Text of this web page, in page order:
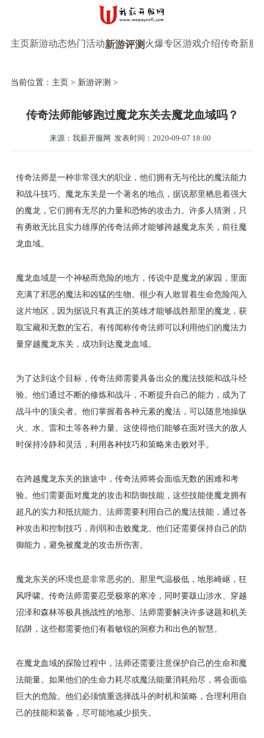
主页新游动态热门活动新游评测 火爆专区游戏介绍传奇新服
当前位置： 主页> 新游评测 >
传奇法师能够跑过魔龙东关去魔龙血域吗？
来源：我薪开服网 发表时间：2020-09-07 18:00
传奇法师是一种非常强大的职业，他们拥有无与伦比的魔法能力
和战斗技巧。魔龙东关是一个著名的地点，据说那里栖息着强大
的魔龙，它们拥有无尽的力量和恐怖的攻击力。许多人猜测，只
有勇敢无比且实力雄厚的传奇法师才能够跨越魔龙东关，前往魔
龙血域。
魔龙血域是一个神秘而危险的地方，传说中是魔龙的家园，里面
充满了邪恶的魔法和凶猛的生物。很少有人敢冒着生命危险闯入
这片地区，因为据说只有真正的英雄才能够战胜那里的魔龙，获
取宝藏和无数的宝石。有传闻称传奇法师可以利用他们的魔法力
量穿越魔龙东关，成功到达魔龙血域。
为了达到这个目标，传奇法师需要具备出众的魔法技能和战斗经
验。他们通过不断的修炼和战斗，不断提升自己的能力，成为了
战斗中的顶尖者。他们掌握着各种元素的魔法，可以随意地操纵
火、水、雷和土等各种力量。这使得他们能够在面对强大的敌人
时保持冷静和灵活，利用各种技巧和策略来击败对手。
在跨越魔龙东关的旅途中，传奇法师将会面临无数的困难和考
验。他们需要面对魔龙的攻击和防御技能，这些技能使魔龙拥有
超凡的实力和抵抗能力。法师需要利用自己的魔法技能，通过各
种攻击和控制技巧，削弱和击败魔龙。他们还需要保持自己的防
御能力，避免被魔龙的攻击所伤害。
魔龙东关的环境也是非常恶劣的。那里气温极低，地形崎岖，狂
风呼啸。传奇法师需要忍受极寒的寒冷，同时要跋山涉水、穿越
沼泽和森林等极具挑战性的地形。法师需要解决许多谜题和机关
陷阱，这些都需要他们有着敏锐的洞察力和出色的智慧。
在魔龙血域的探险过程中，法师还需要注意保护自己的生命和魔
法能量。如果他们的生命力耗尽或魔法能量消耗殆尽，将会面临
巨大的危险。他们必须慎重选择战斗的时机和策略，合理利用自
己的技能和装备，尽可能地减少损失。